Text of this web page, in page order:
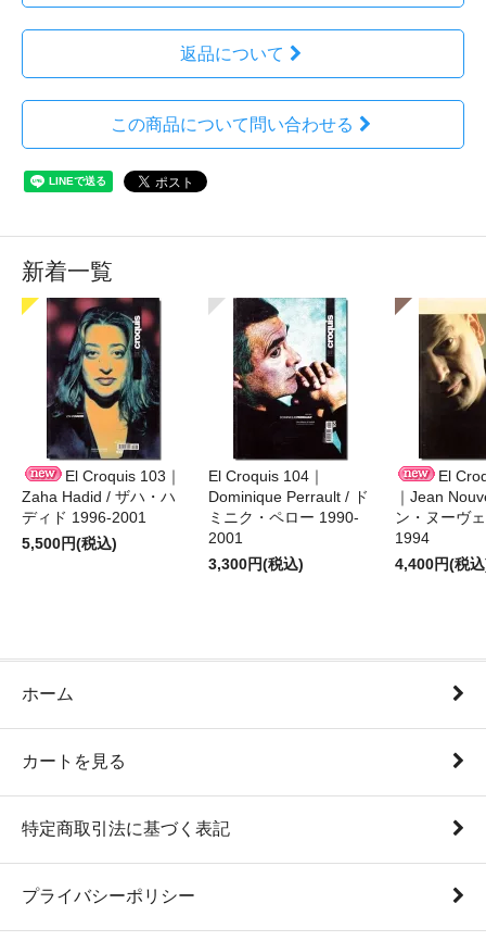
返品について
この商品について問い合わせる
新着一覧
El Croquis 103｜
Zaha Hadid / ザハ・ハ
ディド 1996-2001
5,500円(税込)
El Croquis 104｜
Dominique Perrault / ド
ミニク・ペロー 1990-
2001
3,300円(税込)
El
｜Jean
ン・ヌーヴ
1994
4,400円(税
ホーム
カートを見る
特定商取引法に基づく表記
プライバシーポリシー